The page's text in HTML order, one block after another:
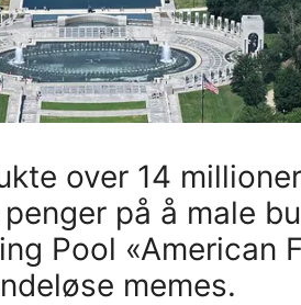
over 14
på å male
Pool «American
memes.